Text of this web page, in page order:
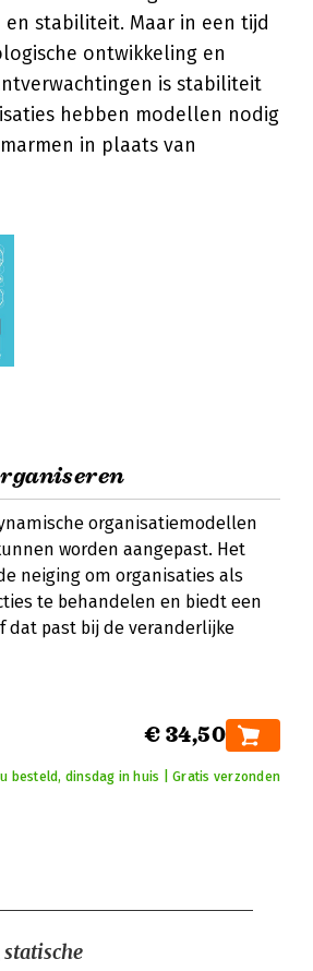
stabiliteit. Maar in een tijd
ontwikkeling en
is stabiliteit
hebben modellen nodig
in plaats van
organisatiemodellen
worden aangepast. Het
neiging om organisaties als
te behandelen en biedt een
dat past bij de veranderlijke
€ 34,50
besteld, dinsdag in huis | Gratis verzonden